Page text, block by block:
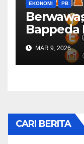
EKONOMI PB
Bappeda
MAR 9, 2026
CARI BERITA